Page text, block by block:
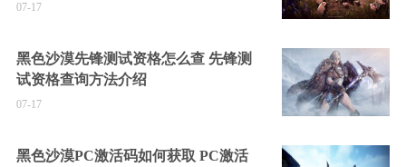
07-17
黑色沙漠先锋测试资格怎么查 先锋测
试资格查询方法介绍
07-17
黑色沙漠PC激活码如何获取 PC激活